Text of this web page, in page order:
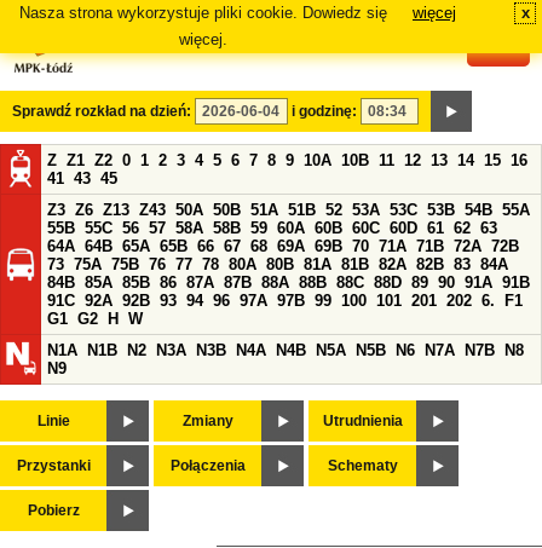
Nasza strona wykorzystuje pliki cookie. Dowiedz się
więcej.
więcej x
Sprawdź rozkład na dzień: i godzinę:
Z Z1 Z2 0 1 2 3 4 5 6 7 8 9 10A 10B 11 12 13 14 15 16
41 43 45
Z3 Z6 Z13 Z43 50A 50B 51A 51B 52 53A 53C 53B 54B 55A
55B 55C 56 57 58A 58B 59 60A 60B 60C 60D 61 62 63
64A 64B 65A 65B 66 67 68 69A 69B 70 71A 71B 72A 72B
73 75A 75B 76 77 78 80A 80B 81A 81B 82A 82B 83 84A
84B 85A 85B 86 87A 87B 88A 88B 88C 88D 89 90 91A 91B
91C 92A 92B 93 94 96 97A 97B 99 100 101 201 202 6.
F1
G1 G2 H
W
N1A
N1B N2 N3A N3B N4A N4B N5A N5B N6 N7A N7B
N8
N9
Linie Zmiany Utrudnienia
Przystanki Połączenia Schematy
Pobierz